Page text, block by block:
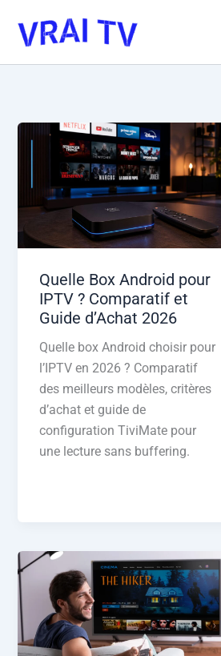
Quelle Box Android pour
IPTV ? Comparatif et
Guide d’Achat 2026
Quelle box Android choisir pour
l’IPTV en 2026 ? Comparatif
des meilleurs modèles, critères
d’achat et guide de
configuration TiviMate pour
une lecture sans buffering.